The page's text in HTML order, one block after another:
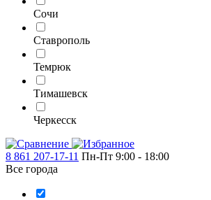
Сочи
Ставрополь
Темрюк
Тимашевск
Черкесск
8 861 207-17-11 Пн-Пт 9:00 - 18:00
Все города